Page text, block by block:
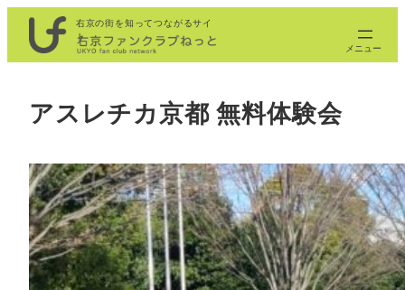
を
右京の街を知ってつながるサイ
ト
アスレチカ京都 無料体験会